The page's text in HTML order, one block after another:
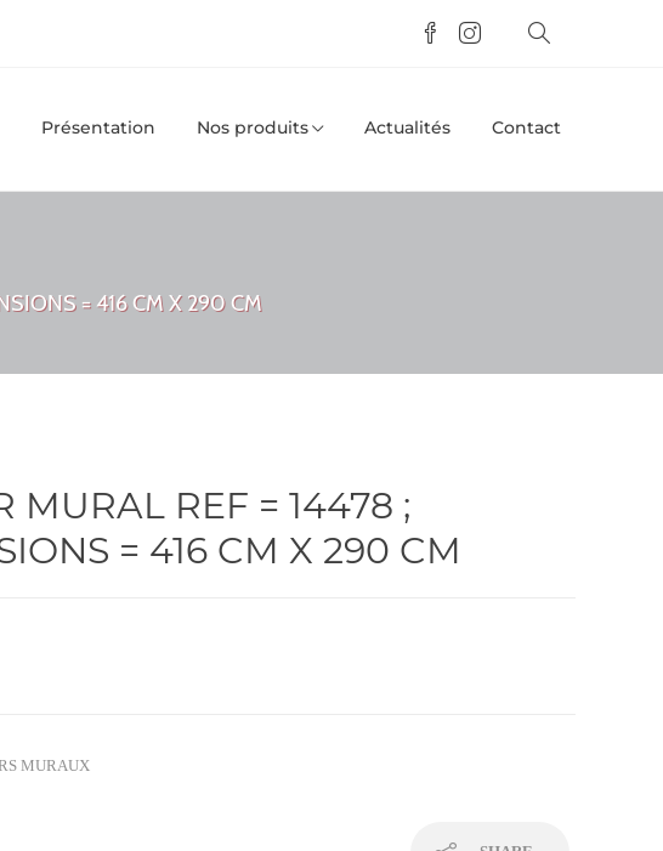
Présentation Nos produits Actualités Contact
= 416 CM X 290 CM
MURAL REF = 14478 ;
= 416 CM X 290 CM
MURAUX